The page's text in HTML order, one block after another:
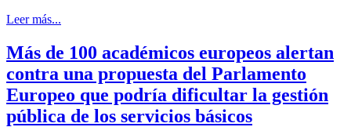
Leer más...
Más de 100 académicos europeos alertan
contra una propuesta del Parlamento
Europeo que podría dificultar la gestión
pública de los servicios básicos